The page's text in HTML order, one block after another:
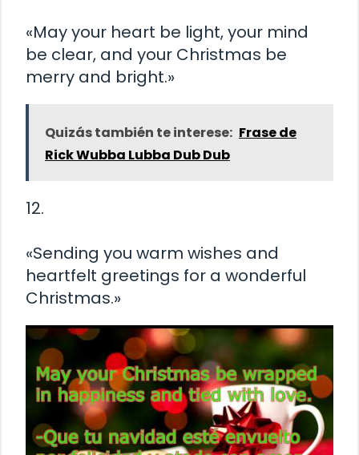
«May your heart be light, your mind
be clear, and your Christmas be
merry and bright.»
Quizás también te interese: Frase de
Rick Wubba Lubba Dub Dub
12.
«Sending you warm wishes and
heartfelt greetings for a wonderful
Christmas.»